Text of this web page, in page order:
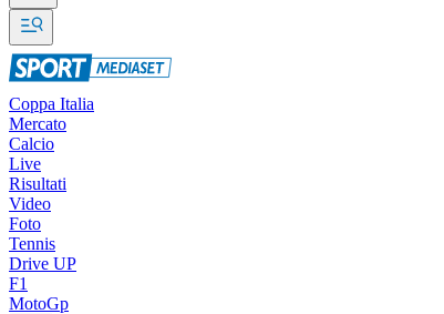
Coppa Italia
Mercato
Calcio
Live
Risultati
Video
Foto
Tennis
Drive UP
F1
MotoGp